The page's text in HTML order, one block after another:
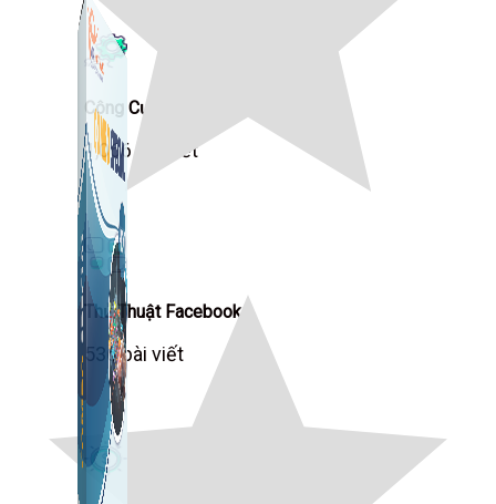
Công Cụ Marketing
1,066 bài viết
Thủ Thuật Facebook
536 bài viết